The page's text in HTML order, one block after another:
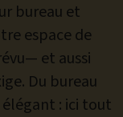
bureau et
espace de
et aussi
Du bureau
: ici tout